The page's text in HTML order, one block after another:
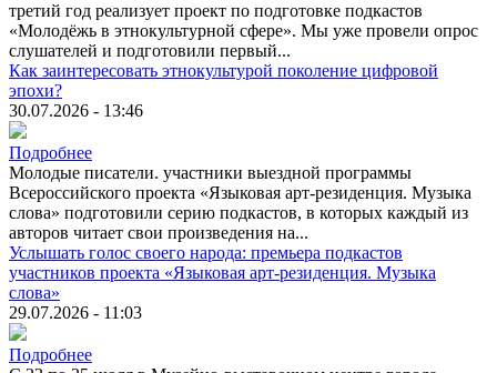
третий год реализует проект по подготовке подкастов
«Молодёжь в этнокультурной сфере». Мы уже провели опрос
слушателей и подготовили первый...
Как заинтересовать этнокультурой поколение цифровой
эпохи?
30.07.2026 - 13:46
Подробнее
Молодые писатели. участники выездной программы
Всероссийского проекта «Языковая арт-резиденция. Музыка
слова» подготовили серию подкастов, в которых каждый из
авторов читает свои произведения на...
Услышать голос своего народа: премьера подкастов
участников проекта «Языковая арт-резиденция. Музыка
слова»
29.07.2026 - 11:03
Подробнее